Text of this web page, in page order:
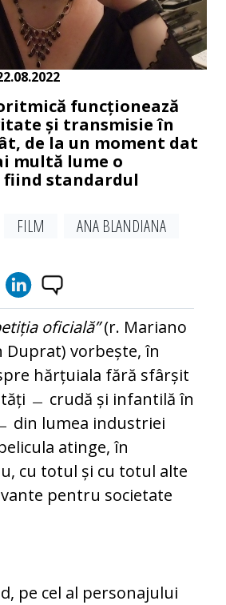
funcționează
și transmisie în
de la un moment dat
multă lume o
fiind standardul
FILM ANA BLANDIANA
oficială”(r. Mariano
Duprat) vorbește, în
hărțuiala fără sfârșit
﹘ crudă și infantilă în
din lumea industriei
atinge, în
cu totul și cu totul alte
pentru societate
pe cel al personajului